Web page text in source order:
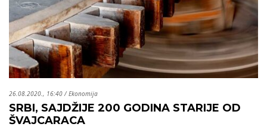
26.08.2020., 16:40/Ekonomija
SRBI, SAJDŽIJE 200 GODINA STARIJE OD
ŠVAJCARACA